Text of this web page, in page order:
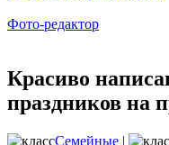
Фото-редактор
Красиво
праздников на
Семейные |